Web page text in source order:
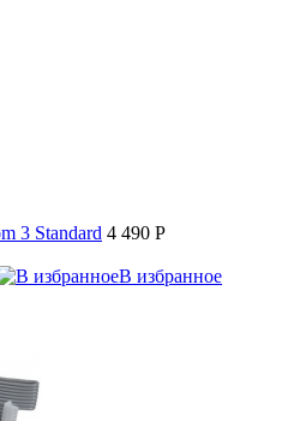
3 Standard 4 490 P
В избранное